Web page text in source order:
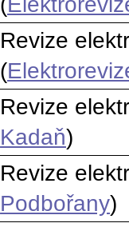
Revize
(
Revize
Kadaň)
Revize
Podbořany)